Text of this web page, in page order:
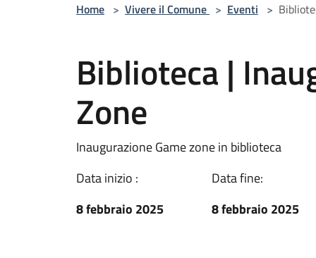
Home > Vivere il Comune > Eventi >
Biblioteca |
Zone
Inaugurazione Game zone in biblioteca
Data inizio :
8 febbraio 2025
Data fine:
8 febbraio 2025